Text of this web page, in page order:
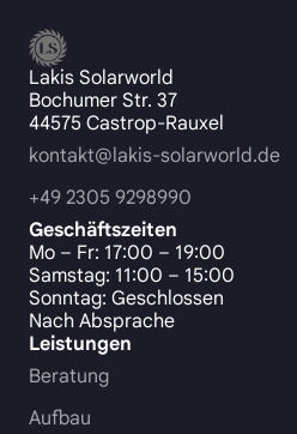
Lakis Solarworld
Bochumer Str. 37
44575 Castrop-Rauxel
kontakt@lakis-solarworld.de
+49 2305 9298990
Geschäftszeiten
Mo – Fr: 17:00 – 19:00
Samstag: 11:00 – 15:00
Sonntag: Geschlossen
Nach Absprache
Leistungen
Beratung
Aufbau